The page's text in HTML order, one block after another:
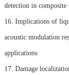
detection in composite
16. Implications of
acoustic modulation
applications
17. Damage